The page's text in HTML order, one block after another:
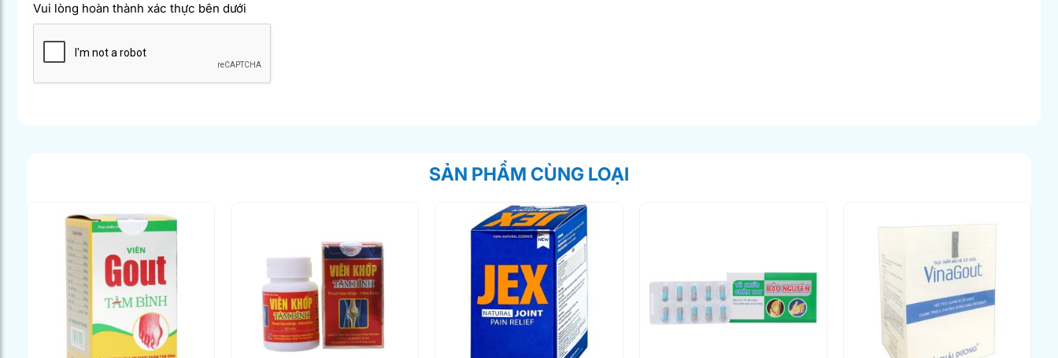
Vui lòng hoàn thành xác thực bên dưới
SẢN PHẨM CÙNG LOẠI